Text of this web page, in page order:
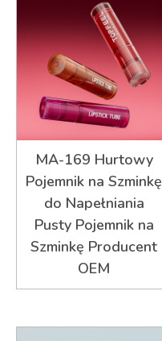
MA-169 Hurtowy
Pojemnik na Szminkę
do Napełniania
Pusty Pojemnik na
Szminkę Producent
OEM